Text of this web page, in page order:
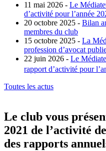
11 mai 2026 - Le
d’activité pour l’année
20 octobre 2025 - Bilan
membres du club
15 octobre 2025 - La
profession d’avocat
22 juin 2026 - Le
rapport d’activité pour
Toutes les actus
Le club vous
2021 de l’activité
des rapports